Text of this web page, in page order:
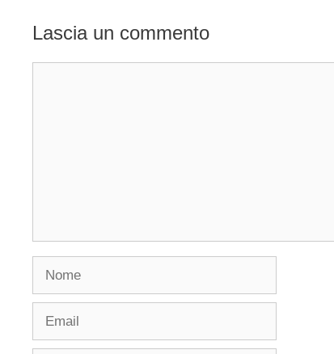
Lascia un commento
Nome
Email